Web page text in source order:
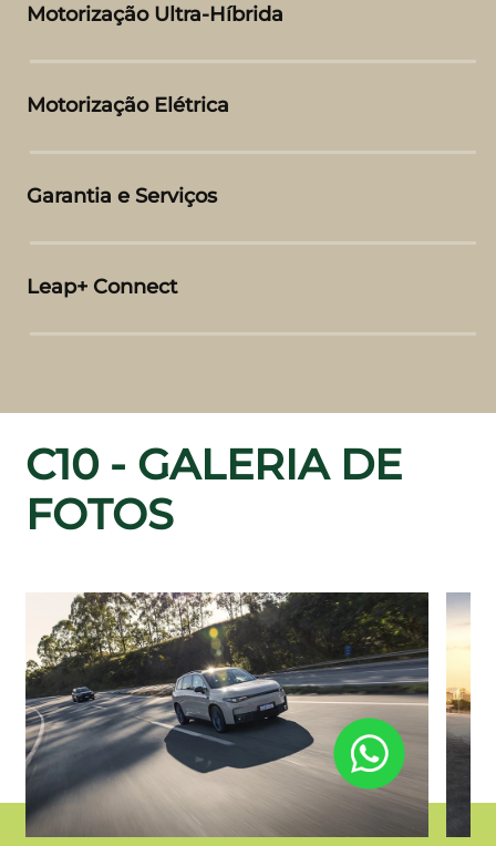
Motorização Ultra-Híbrida
Motorização Elétrica
Garantia e Serviços
Leap+ Connect
C10 - GALERIA DE
FOTOS